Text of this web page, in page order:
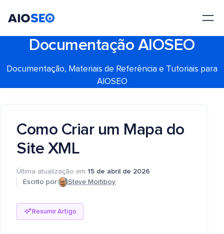
Documentação AIOSEO
Documentação, Materiais de Referência e Tutoriais para
AIOSEO
Como Criar um Mapa do
Site XML
Última atualização em 15 de abril de 2026
Escrito por:
Steve Mortiboy
Resumir Artigo